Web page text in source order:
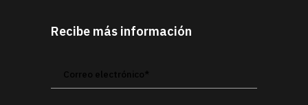
Recibe más información